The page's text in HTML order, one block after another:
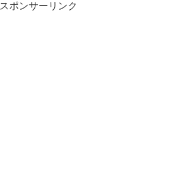
スポンサーリンク